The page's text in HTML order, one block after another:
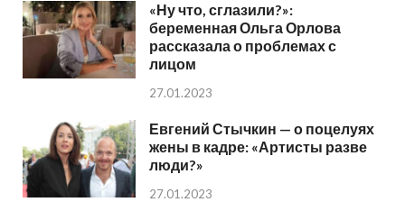
«Ну что, сглазили?»:
беременная Ольга Орлова
рассказала о проблемах с
лицом
27.01.2023
Евгений Стычкин — о поцелуях
жены в кадре: «Артисты разве
люди?»
27.01.2023